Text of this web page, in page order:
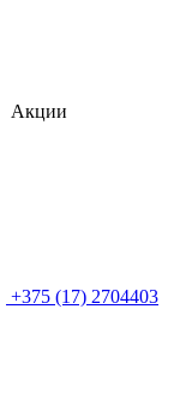
Акции
+375 (17) 2704403